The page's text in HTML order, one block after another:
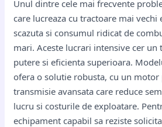
Unul dintre cele mai frecvente
care lucreaza cu tractoare mai
scazuta si consumul ridicat de
mari. Aceste lucrari intensive cer un
putere si eficienta superioara.
ofera o solutie robusta, cu un
transmisie avansata care reduce
lucru si costurile de exploatare.
echipament capabil sa reziste